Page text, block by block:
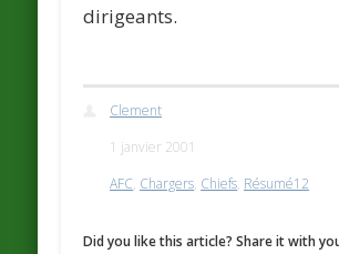
dirigeants.
Clement
1 janvier 2001
AFC, Chargers, Chiefs, Résumé12
Did you like this article? Share it with